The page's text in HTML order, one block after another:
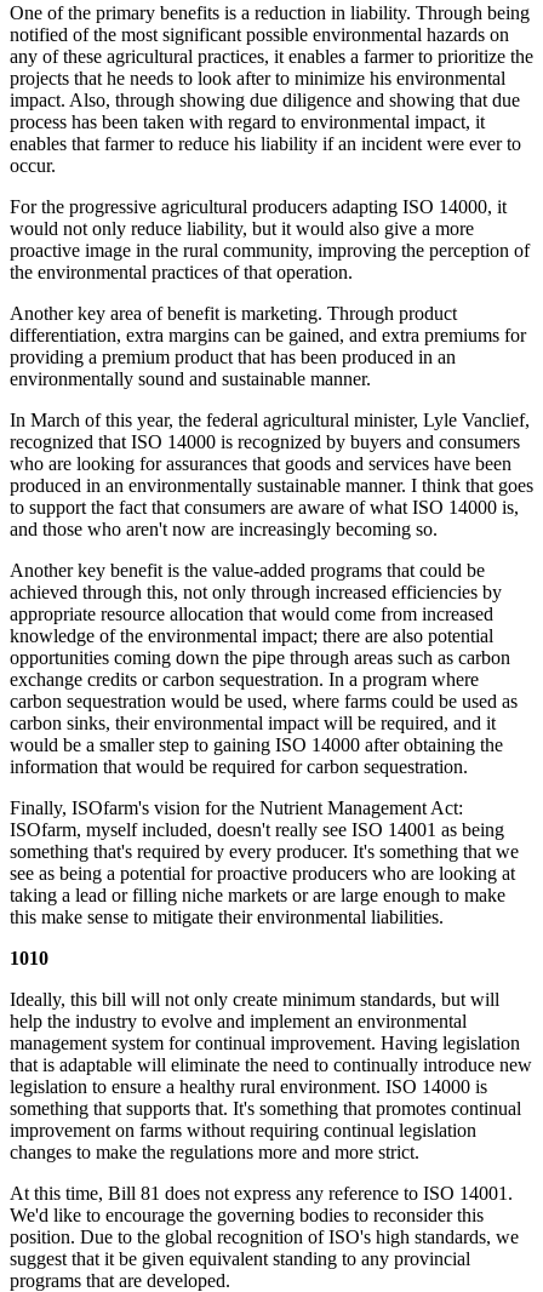
One of the primary benefits is a reduction in liability. Through being
notified of the most significant possible environmental hazards on
any of these agricultural practices, it enables a farmer to prioritize the
projects that he needs to look after to minimize his environmental
impact. Also, through showing due diligence and showing that due
process has been taken with regard to environmental impact, it
enables that farmer to reduce his liability if an incident were ever to
occur.
For the progressive agricultural producers adapting ISO 14000, it
would not only reduce liability, but it would also give a more
proactive image in the rural community, improving the perception of
the environmental practices of that operation.
Another key area of benefit is marketing. Through product
differentiation, extra margins can be gained, and extra premiums for
providing a premium product that has been produced in an
environmentally sound and sustainable manner.
In March of this year, the federal agricultural minister, Lyle Vanclief,
recognized that ISO 14000 is recognized by buyers and consumers
who are looking for assurances that goods and services have been
produced in an environmentally sustainable manner. I think that goes
to support the fact that consumers are aware of what ISO 14000 is,
and those who aren't now are increasingly becoming so.
Another key benefit is the value-added programs that could be
achieved through this, not only through increased efficiencies by
appropriate resource allocation that would come from increased
knowledge of the environmental impact; there are also potential
opportunities coming down the pipe through areas such as carbon
exchange credits or carbon sequestration. In a program where
carbon sequestration would be used, where farms could be used as
carbon sinks, their environmental impact will be required, and it
would be a smaller step to gaining ISO 14000 after obtaining the
information that would be required for carbon sequestration.
Finally, ISOfarm's vision for the Nutrient Management Act:
ISOfarm, myself included, doesn't really see ISO 14001 as being
something that's required by every producer. It's something that we
see as being a potential for proactive producers who are looking at
taking a lead or filling niche markets or are large enough to make
this make sense to mitigate their environmental liabilities.
1010
Ideally, this bill will not only create minimum standards, but will
help the industry to evolve and implement an environmental
management system for continual improvement. Having legislation
that is adaptable will eliminate the need to continually introduce new
legislation to ensure a healthy rural environment. ISO 14000 is
something that supports that. It's something that promotes continual
improvement on farms without requiring continual legislation
changes to make the regulations more and more strict.
At this time, Bill 81 does not express any reference to ISO 14001.
We'd like to encourage the governing bodies to reconsider this
position. Due to the global recognition of ISO's high standards, we
suggest that it be given equivalent standing to any provincial
programs that are developed.